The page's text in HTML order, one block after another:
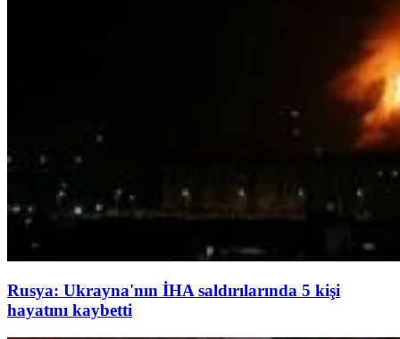
Rusya: Ukrayna'nın İHA saldırılarında 5 kişi
hayatını kaybetti